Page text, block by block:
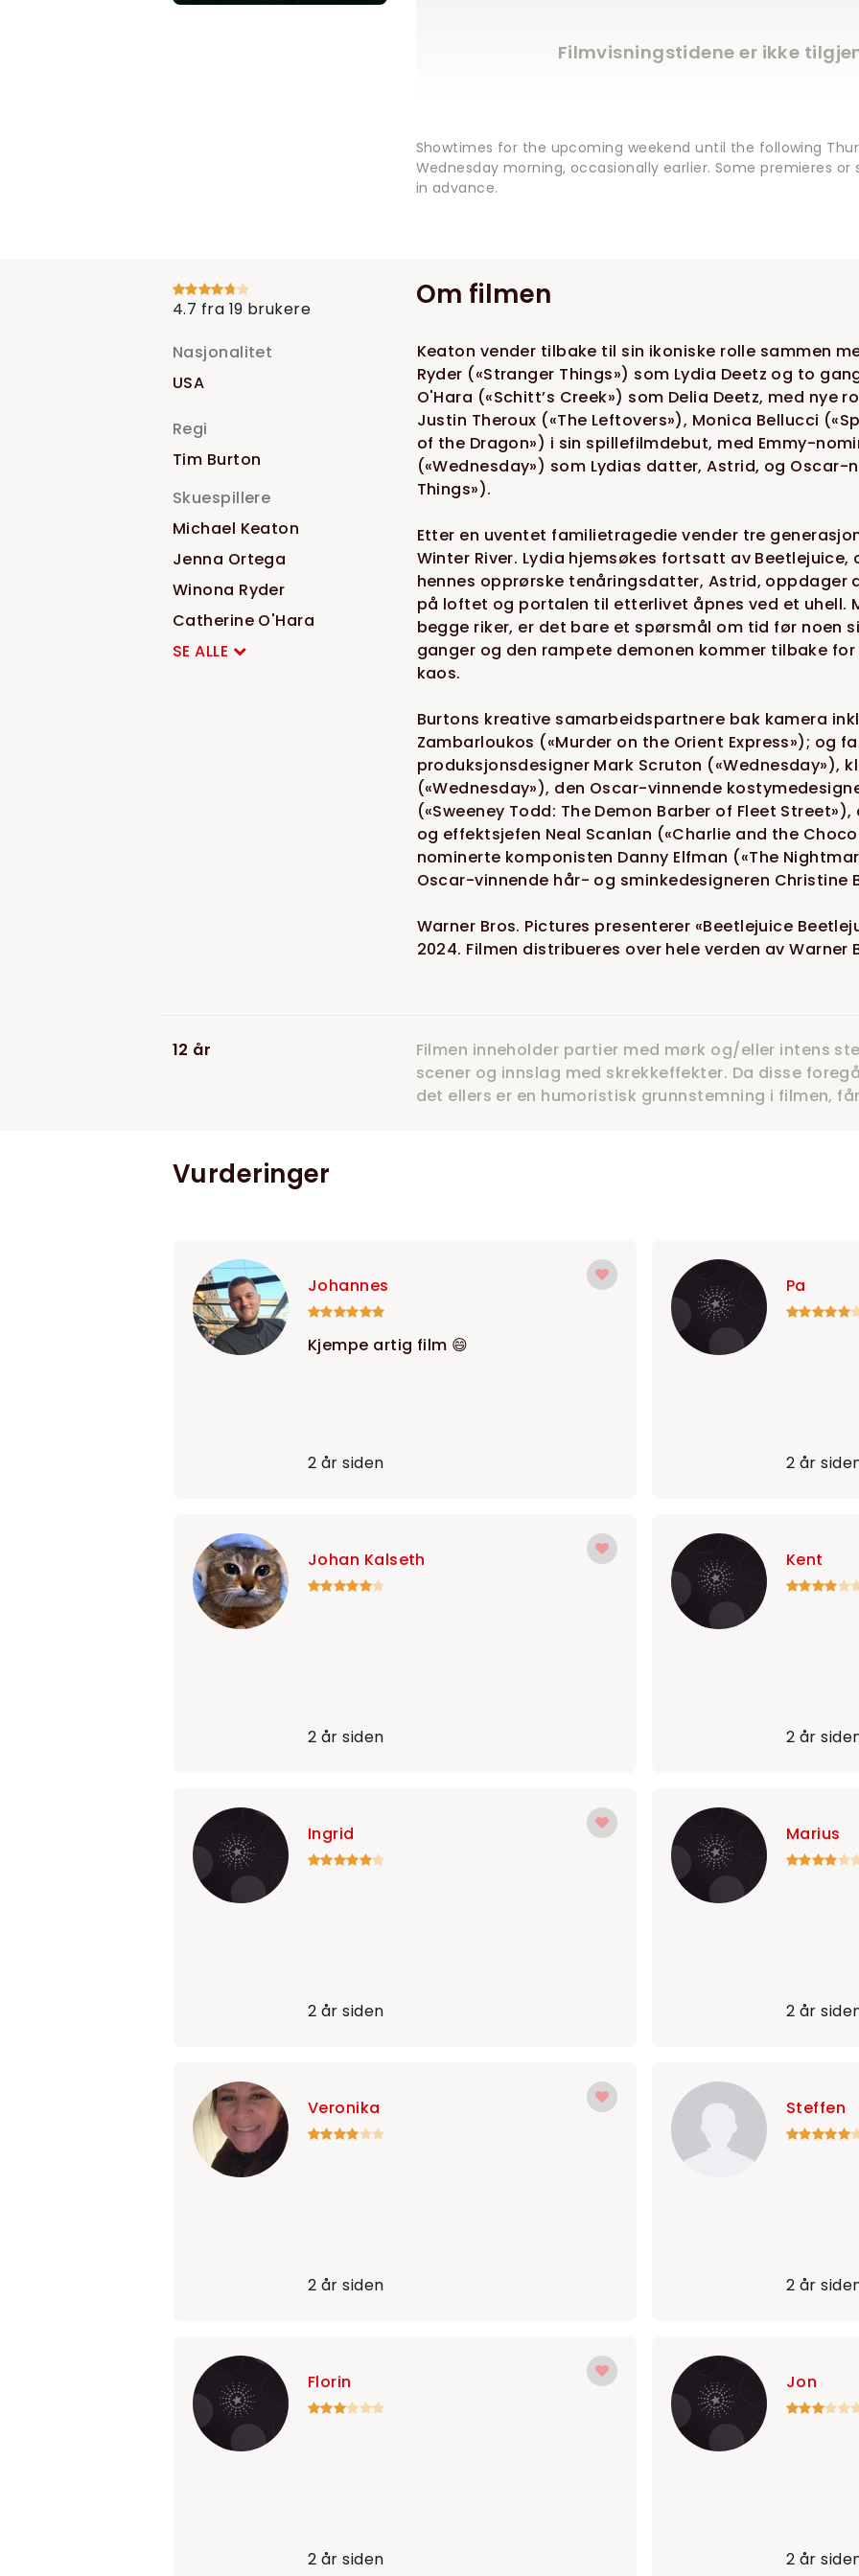
Filmvisningstidene er ikke
Showtimes for the upcoming weekend until the following
Wednesday morning, occasionally earlier. Some premieres
in advance.
4.7 fra 19 brukere
Nasjonalitet
USA
Regi
Tim Burton
Skuespillere
Michael Keaton
Jenna Ortega
Winona Ryder
Catherine O'Hara
SE ALLE
Om filmen
Keaton vender tilbake til sin ikoniske rolle sammen
Ryder («Stranger Things») som Lydia Deetz og to
O'Hara («Schitt’s Creek») som Delia Deetz, med nye
Justin Theroux («The Leftovers»), Monica Bellucci
of the Dragon») i sin spillefilmdebut, med Emmy-
(«Wednesday») som Lydias datter, Astrid, og Oscar-
Things»).
Etter en uventet familietragedie vender tre
Winter River. Lydia hjemsøkes fortsatt av
hennes opprørske tenåringsdatter, Astrid, oppdager
på loftet og portalen til etterlivet åpnes ved et uhell.
begge riker, er det bare et spørsmål om tid før noen
ganger og den rampete demonen kommer tilbake
kaos.
Burtons kreative samarbeidspartnere bak kamera
Zambarloukos («Murder on the Orient Express»); og
produksjonsdesigner Mark Scruton («Wednesday»),
(«Wednesday»), den Oscar-vinnende
(«Sweeney Todd: The Demon Barber of Fleet
og effektsjefen Neal Scanlan («Charlie and the
nominerte komponisten Danny Elfman («The
Oscar-vinnende hår- og sminkedesigneren Christine
Warner Bros. Pictures presenterer «Beetlejuice
2024. Filmen distribueres over hele verden av Warner
12 år
Filmen inneholder partier med mørk og/eller intens
scener og innslag med skrekkeffekter. Da disse
det ellers er en humoristisk grunnstemning i filmen,
Vurderinger
Johannes
Kjempe artig film 😄
2 år siden
Pa
2 år
Johan Kalseth
2 år siden
Kent
2 år
Ingrid
2 år siden
Marius
2 år
Veronika
2 år siden
Steffen
2 år
Florin
2 år siden
Jon
2 år